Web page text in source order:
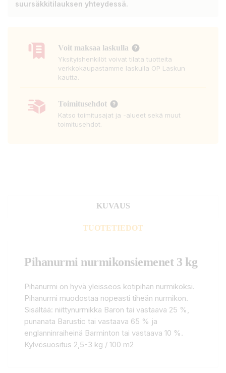
suursäkkitilauksen yhteydessä.
Voit maksaa laskulla
Yksityishenkilöt voivat tilata tuotteita
verkkokaupastamme laskulla OP Laskun
kautta.
Toimitusehdot
Katso toimitusajat ja -alueet sekä muut
toimitusehdot.
KUVAUS
TUOTETIEDOT
Pihanurmi nurmikonsiemenet 3 kg
Pihanurmi on hyvä yleisseos kotipihan nurmikoksi.
Pihanurmi muodostaa nopeasti tiheän nurmikon.
Sisältää: niittynurmikka Baron tai vastaava 25 %,
punanata Barustic tai vastaava 65 % ja
englanninraiheinä Barminton tai vastaava 10 %.
Kylvösuositus 2,5-3 kg / 100 m2